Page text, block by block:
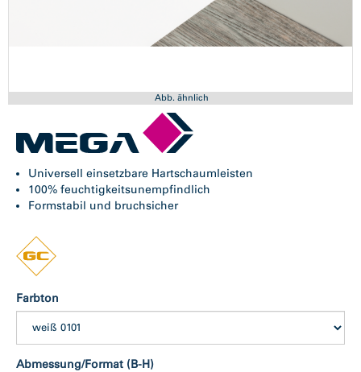
Abb. ähnlich
Universell einsetzbare Hartschaumleisten
100% feuchtigkeitsunempfindlich
Formstabil und bruchsicher
Farbton
Abmessung/Format (B-H)